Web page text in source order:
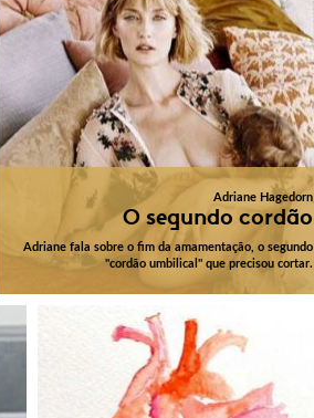
Adriane Hagedorn
O segundo cordão
Adriane fala sobre o fim da amamentação, o segundo
"cordão umbilical" que precisou cortar.